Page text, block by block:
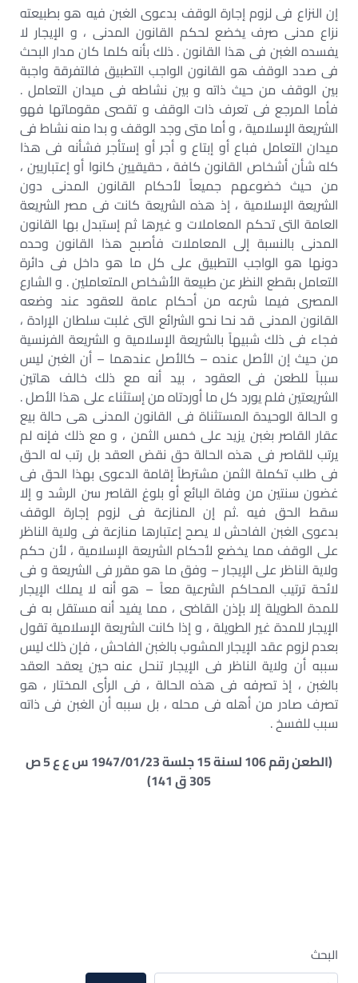
إن النزاع فى لزوم إجارة الوقف بدعوى الغبن فيه هو بطبيعته
نزاع مدنى صرف يخضع لحكم القانون المدنى ، و الإيجار لا
يفسده الغبن فى هذا القانون . ذلك بأنه كلما كان مدار البحث
فى صدد الوقف هو القانون الواجب التطبيق فالتفرقة واجبة
بين الوقف من حيث ذاته و بين نشاطه فى ميدان التعامل .
فأما المرجع فى تعرف ذات الوقف و تقصى مقوماتها فهو
الشريعة الإسلامية ، و أما متى وجد الوقف و بدا منه نشاط فى
ميدان التعامل فباع أو إبتاع و أجر أو إستأجر فشأنه فى هذا
كله شأن أشخاص القانون كافة ، حقيقيين كانوا أو إعتباريين ،
من حيث خضوعهم جميعاً لأحكام القانون المدنى دون
الشريعة الإسلامية ، إذ هذه الشريعة كانت فى مصر الشريعة
العامة التى تحكم المعاملات و غيرها ثم إستبدل بها القانون
المدنى بالنسبة إلى المعاملات فأصبح هذا القانون وحده
دونها هو الواجب التطبيق على كل ما هو داخل فى دائرة
التعامل بقطع النظر عن طبيعة الأشخاص المتعاملين . و الشارع
المصرى فيما شرعه من أحكام عامة للعقود عند وضعه
القانون المدنى قد نحا نحو الشرائع التى غلبت سلطان الإرادة ،
فجاء فى ذلك شبيهاً بالشريعة الإسلامية و الشريعة الفرنسية
من حيث إن الأصل عنده – كالأصل عندهما – أن الغبن ليس
سبباً للطعن فى العقود ، بيد أنه مع ذلك خالف هاتين
الشريعتين فلم يورد كل ما أوردتاه من إستثناء على هذا الأصل .
و الحالة الوحيدة المستثناة فى القانون المدنى هى حالة بيع
عقار القاصر بغبن يزيد على خمس الثمن ، و مع ذلك فإنه لم
يرتب للقاصر فى هذه الحالة حق نقض العقد بل رتب له الحق
فى طلب تكملة الثمن مشترطاً إقامة الدعوى بهذا الحق فى
غضون سنتين من وفاة البائع أو بلوغ القاصر سن الرشد و إلا
سقط الحق فيه .ثم إن المنازعة فى لزوم إجارة الوقف
بدعوى الغبن الفاحش لا يصح إعتبارها منازعة فى ولاية الناظر
على الوقف مما يخضع لأحكام الشريعة الإسلامية ، لأن حكم
ولاية الناظر على الإيجار – وفق ما هو مقرر فى الشريعة و فى
لائحة ترتيب المحاكم الشرعية معاً – هو أنه لا يملك الإيجار
للمدة الطويلة إلا بإذن القاضى ، مما يفيد أنه مستقل به فى
الإيجار للمدة غير الطويلة ، و إذا كانت الشريعة الإسلامية تقول
بعدم لزوم عقد الإيجار المشوب بالغبن الفاحش ، فإن ذلك ليس
سببه أن ولاية الناظر فى الإيجار تنحل عنه حين يعقد العقد
بالغبن ، إذ تصرفه فى هذه الحالة ، فى الرأى المختار ، هو
تصرف صادر من أهله فى محله ، بل سببه أن الغبن فى ذاته
سبب للفسخ .
(الطعن رقم 106 لسنة 15 جلسة 1947/01/23 س ع ع 5 ص
305 ق 141)
البحث